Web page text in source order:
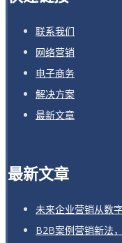
联系我们
网络营销
电子商务
解决方案
最新文章
最新文章
未来企业营销从数
B2B案例营销新法